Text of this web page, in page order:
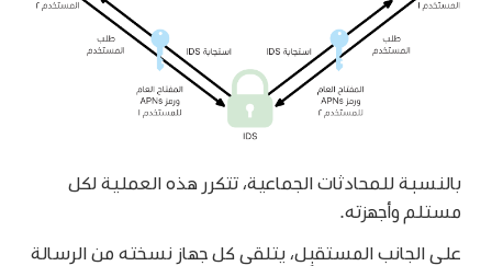
بالنسبة للمحادثات الجماعية، تتكرر هذه العملية لكل
مستلم وأجهزته.
على الجانب المستقبِل، يتلقى كل جهاز نسخته من الرسالة